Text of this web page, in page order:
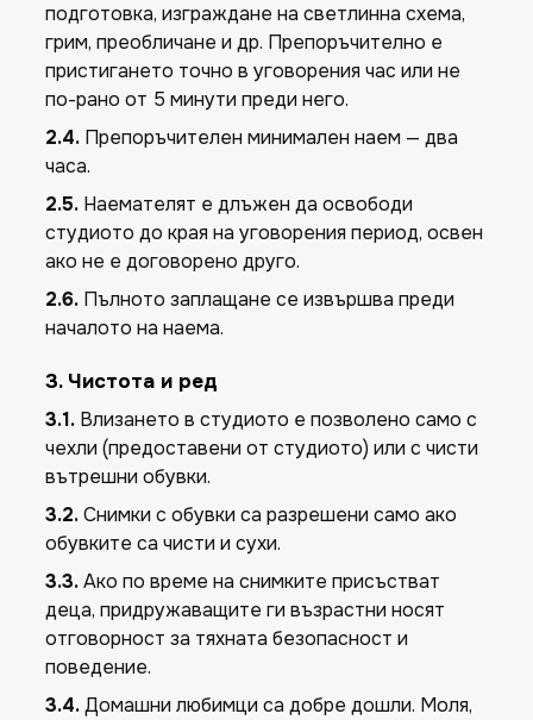
подготовка, изграждане на светлинна схема,
грим, преобличане и др. Препоръчително е
пристигането точно в уговорения час или не
по-рано от 5 минути преди него.
2.4. Препоръчителен минимален наем — два
часа.
2.5. Наемателят е длъжен да освободи
студиото до края на уговорения период, освен
ако не е договорено друго.
2.6. Пълното заплащане се извършва преди
началото на наема.
3. Чистота и ред
3.1. Влизането в студиото е позволено само с
чехли (предоставени от студиото) или с чисти
вътрешни обувки.
3.2.Снимки с обувки са разрешени само ако
обувките са чисти и сухи.
3.3.Ако по време на снимките присъстват
деца, придружаващите ги възрастни носят
отговорност за тяхната безопасност и
поведение.
3.4.Домашни любимци са добре дошли. Моля,